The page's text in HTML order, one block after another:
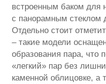
встроенным баком для
с панорамным стеклом
Отдельно стоит
– такие модели
образования пара, что
«легкий» пар без
каменной облицовке, а